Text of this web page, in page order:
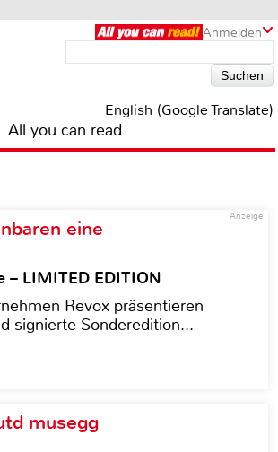
Anmelden
English (Google Translate)
All you can read
Anzeige
eine
– LIMITED EDITION
Revox präsentieren
signierte Sonderedition...
musegg